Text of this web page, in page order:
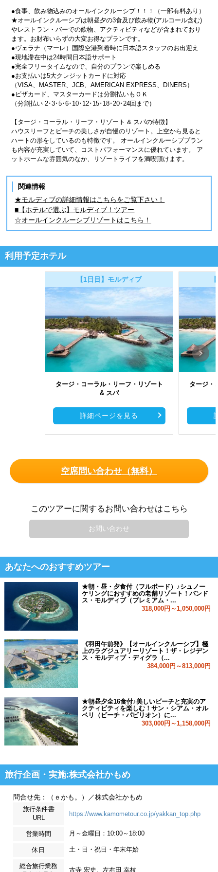
●食事、飲み物込みのオールインクルーシブ！！！（一部有料あり）
★オールインクルーシブは朝昼夕の3食及び飲み物(アルコール含む)
やレストラン・バーでの飲物、アクティビティなどが含まれており
ます。お財布いらずの大変お得なプランです。
●ヴェラナ（マーレ）国際空港到着時に日本語スタッフのお出迎え
●現地滞在中は24時間日本語サポート
●完全フリータイムなので、自分のプランで楽しめる
●お支払いは5大クレジットカードに対応
（VISA、MASTER、JCB、AMERICAN EXPRESS、DINERS）
●ビザカード、マスターカードは分割払いもＯＫ
（分割払い 2･3･5･6･10･12･15･18･20･24回まで）
【タージ・コーラル・リーフ・リゾート & スパの特徴】
ハウスリーフとビーチの美しさが自慢のリゾート。上空から見ると
ハートの形をしているのも特徴です。 オールインクルーシブプラン
も内容が充実していて、コストパフォーマンスに優れています。 ア
ットホームな雰囲気のなか、リゾートライフを満喫頂けます。
関連情報
★モルディブの詳細情報はこちらをご覧下さい！
■【ホテルで選ぶ】モルディブ！ツアー
☆オールインクルーシブリゾートはこちら！
利用予定ホテル
【1日目】モルディブ
タージ・コーラル・リーフ・リゾート
& スパ
詳細ページを見る
タージ・
空席問い合わせ（無料）
このツアーに関するお問い合わせはこちら
お問い合わせ
あなたへのおすすめツアー
★朝・昼・夕食付（フルボード）♪シュノー
ケリングにおすすめの老舗リゾート！バンド
ス・モルディブ（プレミアム・...
318,000円～1,050,000円
《羽田午前発》【オールインクルーシブ】極
上のラグジュアリーリゾート！ザ・レジデン
ス・モルディブ・ディグラ（...
384,000円～813,000円
★朝昼夕全16食付♪美しいビーチと充実のア
クティビティを楽しむ！サン・シアム・オル
ベリ（ビーチ・パビリオン）に...
303,000円～1,158,000円
旅行企画・実施:株式会社かもめ
問合せ先：（ｅかも。）／株式会社かもめ
旅行条件書
URL
https://www.kamometour.co.jp/yakkan_top.php
営業時間 月～金曜日：10:00～18:00
休日 土・日・祝日・年末年始
総合旅行業務
古寺 宏史、左右田 幸枝